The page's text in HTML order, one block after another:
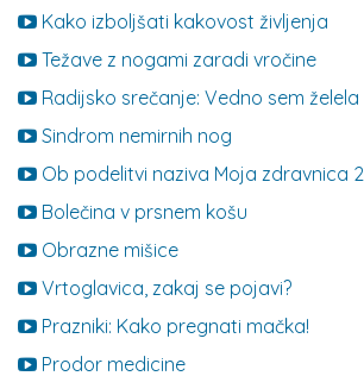
Kako izboljšati kakovost življenja
Težave z nogami zaradi vročine
Radijsko srečanje: Vedno sem
Sindrom nemirnih nog
Ob podelitvi naziva Moja zdravnica
Bolečina v prsnem košu
Obrazne mišice
Vrtoglavica, zakaj se pojavi?
Prazniki: Kako pregnati mačka!
Prodor medicine